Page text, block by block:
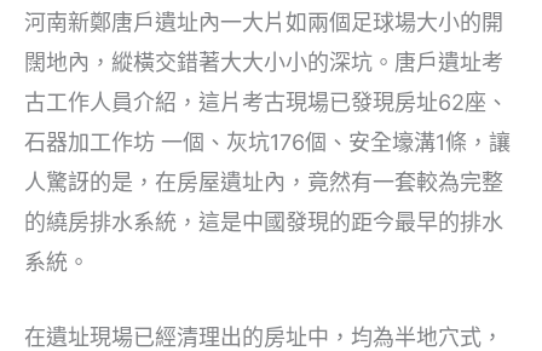
河南新鄭唐戶遺址內一大片如兩個足球場大小的開
闊地內，縱橫交錯著大大小小的深坑。唐戶遺址考
古工作人員介紹，這片考古現場已發現房址62座、
石器加工作坊 一個、灰坑176個、安全壕溝1條，讓
人驚訝的是，在房屋遺址內，竟然有一套較為完整
的繞房排水系統，這是中國發現的距今最早的排水
系統。
在遺址現場已經清理出的房址中，均為半地穴式，